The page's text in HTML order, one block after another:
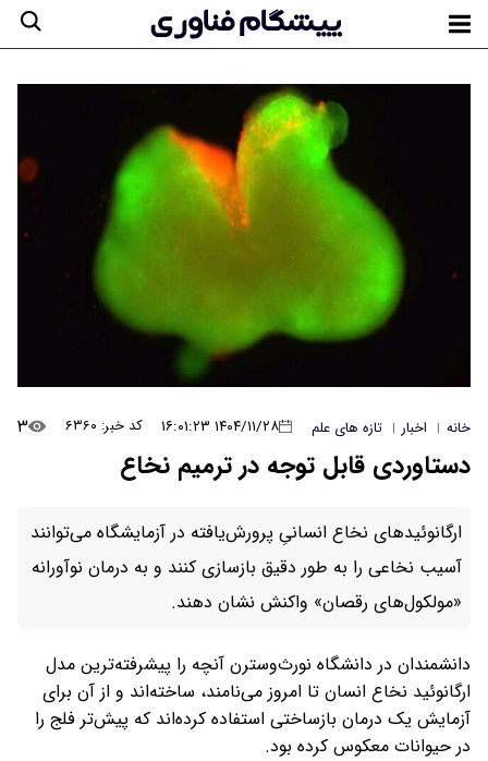
خانه | اخبار | تازه های علم ۱۴۰۴/۱۱/۲۸ ۱۶:۰۱:۲۳ کد خبر: ۶۳۶۰ ۳
دستاوردی قابل توجه در ترمیم نخاع
ارگانوئیدهای نخاع انسانیِ پرورش‌یافته در آزمایشگاه می‌توانند
آسیب نخاعی را به ‌طور دقیق بازسازی کنند و به درمان نوآورانه
«مولکول‌های رقصان» واکنش نشان دهند.
دانشمندان در دانشگاه نورث‌وسترن آنچه را پیشرفته‌ترین مدل
ارگانوئید نخاع انسان تا امروز می‌نامند، ساخته‌اند و از آن برای
آزمایش یک درمان بازساختی استفاده کرده‌اند که پیش‌تر فلج را
در حیوانات معکوس کرده بود.